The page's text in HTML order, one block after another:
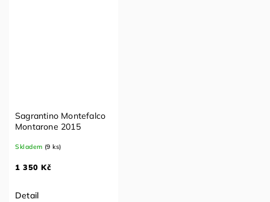
Sagrantino Montefalco
Montarone 2015
Skladem (9 ks)
1 350 Kč
Detail